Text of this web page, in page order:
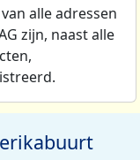
alle adressen
zijn, naast alle